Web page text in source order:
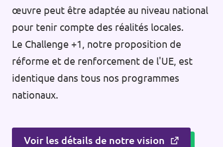
œuvre peut être adaptée au niveau national
pour tenir compte des réalités locales.
Le Challenge +1, notre proposition de
réforme et de renforcement de l'UE, est
identique dans tous nos programmes
nationaux.
Voir les détails de notre vision